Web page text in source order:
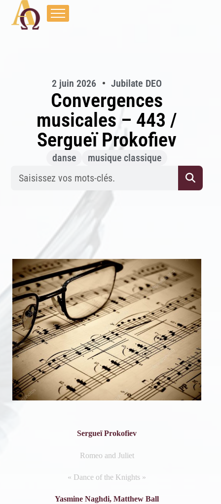
2 juin 2026 Jubilate DEO
Convergences
musicales – 443 /
Sergueï Prokofiev
danse musique classique
Sergueï Prokofiev
Romeo and Juliet
« Dance of the Knights »
Yasmine Naghdi, Matthew Ball